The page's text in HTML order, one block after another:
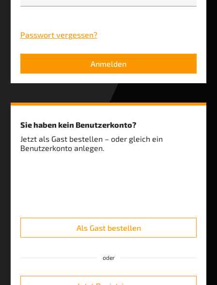
Passwort vergessen?
Anmelden
Sie haben kein Benutzerkonto?
Jetzt als Gast bestellen – oder gleich ein
Benutzerkonto anlegen.
Als Gast bestellen
oder